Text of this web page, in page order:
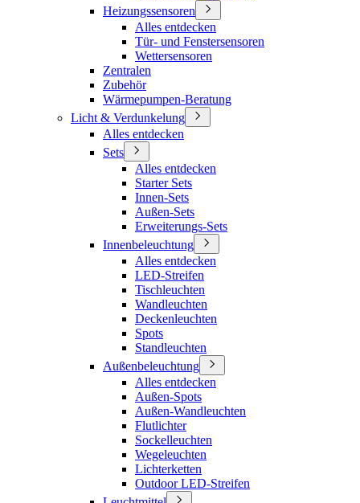
Heizungssensoren
Alles entdecken
Tür- und Fenstersensoren
Wettersensoren
Zentralen
Zubehör
Wärmepumpen-Beratung
Licht & Verdunkelung
Alles entdecken
Sets
Alles entdecken
Starter Sets
Innen-Sets
Außen-Sets
Erweiterungs-Sets
Innenbeleuchtung
Alles entdecken
LED-Streifen
Tischleuchten
Wandleuchten
Deckenleuchten
Spots
Standleuchten
Außenbeleuchtung
Alles entdecken
Außen-Spots
Außen-Wandleuchten
Flutlichter
Sockelleuchten
Wegeleuchten
Lichterketten
Outdoor LED-Streifen